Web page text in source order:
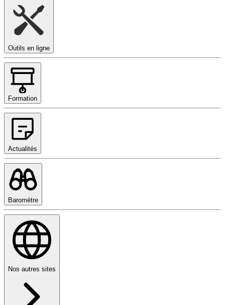
Outils en ligne
Formation
Actualités
Baromètre
Nos autres sites